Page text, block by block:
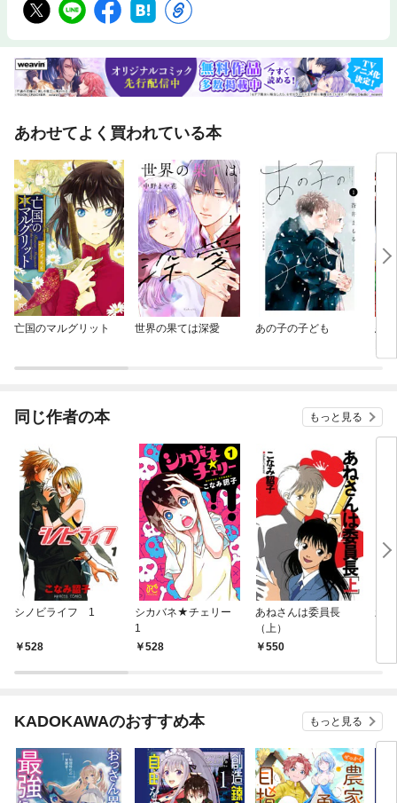
あわせてよく買われている本
亡国のマルグリット 世界の果ては深愛 あの子の子ども
悪
同じ作者の本 もっと見る
シノビライフ 1
528
シカバネ★チェリー
1
528
あねさんは委員長
（上）
550
新
KADOKAWAのおすすめ本 もっと見る